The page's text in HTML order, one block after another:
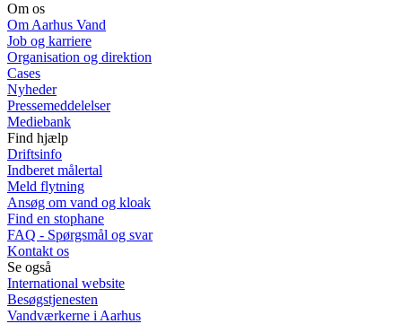
Om os
Om Aarhus Vand
Job og karriere
Organisation og direktion
Cases
Nyheder
Pressemeddelelser
Mediebank
Find hjælp
Driftsinfo
Indberet målertal
Meld flytning
Ansøg om vand og kloak
Find en stophane
FAQ - Spørgsmål og svar
Kontakt os
Se også
International website
Besøgstjenesten
Vandværkerne i Aarhus